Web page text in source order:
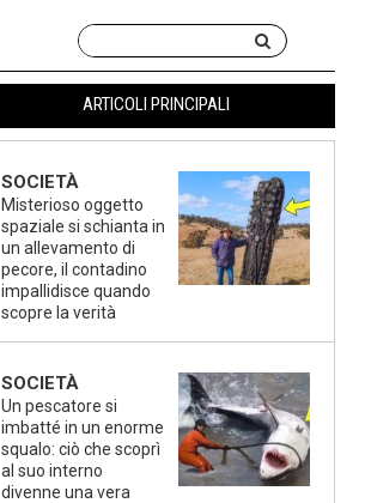
ARTICOLI PRINCIPALI
SOCIETÀ
Misterioso oggetto
spaziale si schianta in
un allevamento di
pecore, il contadino
impallidisce quando
scopre la verità
SOCIETÀ
Un pescatore si
imbatté in un enorme
squalo: ciò che scoprì
al suo interno
divenne una vera